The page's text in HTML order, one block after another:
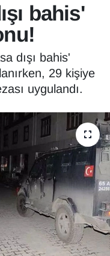
bahis'
dışı bahis'
29 kişiye
uygulandı.